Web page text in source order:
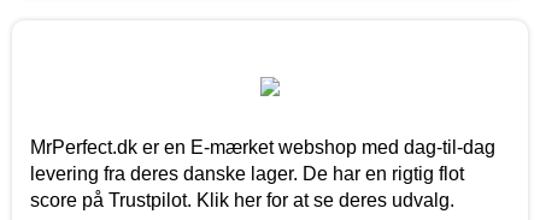
MrPerfect.dk er en E-mærket webshop med dag-til-dag
levering fra deres danske lager. De har en rigtig flot
score på Trustpilot. Klik her for at se deres udvalg.